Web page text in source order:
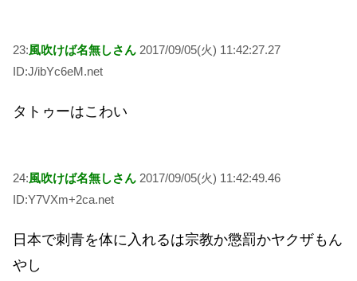
23:風吹けば名無しさん 2017/09/05(火) 11:42:27.27
ID:J/ibYc6eM.net
タトゥーはこわい
24:風吹けば名無しさん 2017/09/05(火) 11:42:49.46
ID:Y7VXm+2ca.net
日本で刺青を体に入れるは宗教か懲罰かヤクザもん
やし